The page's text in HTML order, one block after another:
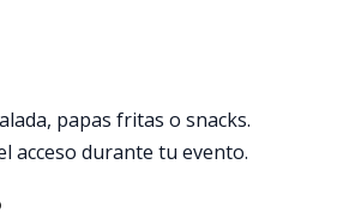
papas fritas o snacks.
acceso durante tu evento.